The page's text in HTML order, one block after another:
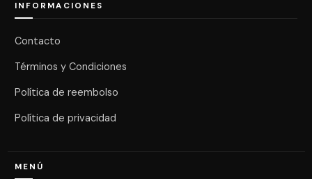
INFORMACIONES
Contacto
Términos y Condiciones
Política de reembolso
Política de privacidad
MENÚ